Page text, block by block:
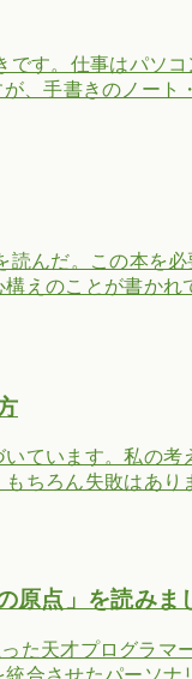
す。仕事はパソ
、手書きのノート
んだ。この本を
えのことが書かれ
ています。私の
ちろん失敗はあり
原点」を読みま
た天才プログラマ
合させたパーソ